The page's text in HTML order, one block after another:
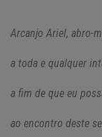
Arcanjo Ariel, abro-
a toda e qualquer
a fim de que eu
ao encontro deste